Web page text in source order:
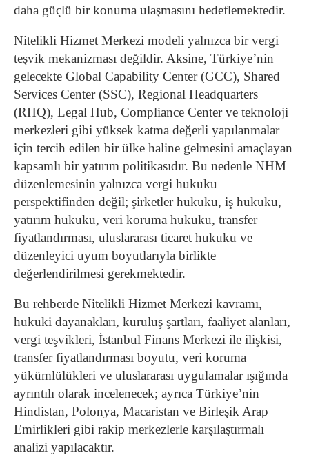
daha güçlü bir konuma ulaşmasını hedeflemektedir.
Nitelikli Hizmet Merkezi modeli yalnızca bir vergi
teşvik mekanizması değildir. Aksine, Türkiye’nin
gelecekte Global Capability Center (GCC), Shared
Services Center (SSC), Regional Headquarters
(RHQ), Legal Hub, Compliance Center ve teknoloji
merkezleri gibi yüksek katma değerli yapılanmalar
için tercih edilen bir ülke haline gelmesini amaçlayan
kapsamlı bir yatırım politikasıdır. Bu nedenle NHM
düzenlemesinin yalnızca vergi hukuku
perspektifinden değil; şirketler hukuku, iş hukuku,
yatırım hukuku, veri koruma hukuku, transfer
fiyatlandırması, uluslararası ticaret hukuku ve
düzenleyici uyum boyutlarıyla birlikte
değerlendirilmesi gerekmektedir.
Bu rehberde Nitelikli Hizmet Merkezi kavramı,
hukuki dayanakları, kuruluş şartları, faaliyet alanları,
vergi teşvikleri, İstanbul Finans Merkezi ile ilişkisi,
transfer fiyatlandırması boyutu, veri koruma
yükümlülükleri ve uluslararası uygulamalar ışığında
ayrıntılı olarak incelenecek; ayrıca Türkiye’nin
Hindistan, Polonya, Macaristan ve Birleşik Arap
Emirlikleri gibi rakip merkezlerle karşılaştırmalı
analizi yapılacaktır.